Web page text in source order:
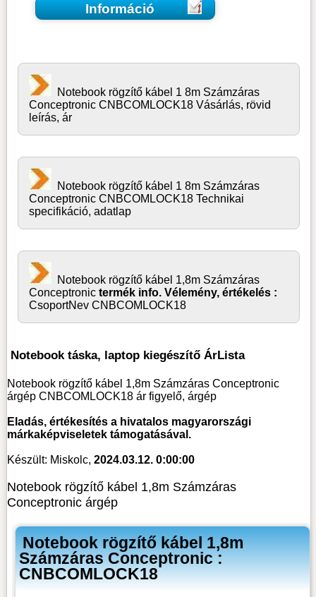
Információ
Notebook rögzítő kábel 1 8m Számzáras
Conceptronic CNBCOMLOCK18 Vásárlás, rövid
leírás, ár
Notebook rögzítő kábel 1 8m Számzáras
Conceptronic CNBCOMLOCK18 Technikai
specifikáció, adatlap
Notebook rögzítő kábel 1,8m Számzáras
Conceptronic termék info. Vélemény, értékelés :
CsoportNev CNBCOMLOCK18
Notebook táska, laptop kiegészítő ÁrLista
Notebook rögzítő kábel 1,8m Számzáras Conceptronic
árgép CNBCOMLOCK18 ár figyelő, árgép
Eladás, értékesítés a hivatalos magyarországi
márkaképviseletek támogatásával.
Készült: Miskolc, 2024.03.12. 0:00:00
Notebook rögzítő kábel 1,8m Számzáras
Conceptronic árgép
Notebook rögzítő kábel 1,8m
Számzáras Conceptronic :
CNBCOMLOCK18